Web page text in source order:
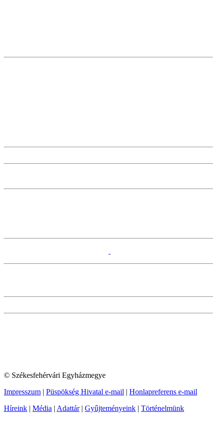
© Székesfehérvári Egyházmegye
Impresszum | Püspökség Hivatal e-mail | Honlapreferens e-mail
Híreink | Média | Adattár| Gyűjteményeink | Történelmünk